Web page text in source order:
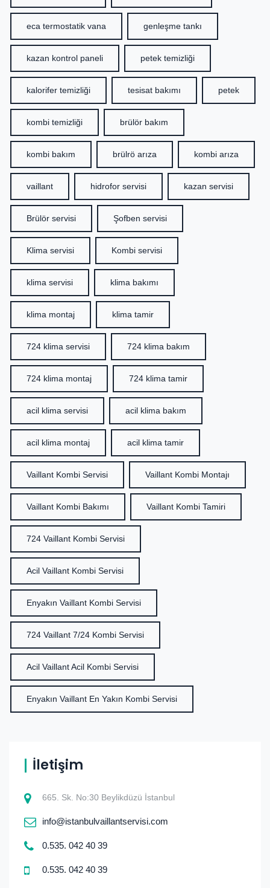
eca termostatik vana genleşme tankı
kazan kontrol paneli petek temizliği
kalorifer temizliği tesisat bakımı petek
kombi temizliği brülör bakım
kombi bakım brülrö arıza kombi arıza
vaillant hidrofor servisi kazan servisi
Brülör servisi Şofben servisi
Klima servisi Kombi servisi
klima servisi klima bakımı
klima montaj klima tamir
724 klima servisi 724 klima bakım
724 klima montaj 724 klima tamir
acil klima servisi acil klima bakım
acil klima montaj acil klima tamir
Vaillant Kombi Servisi Vaillant Kombi Montajı
Vaillant Kombi Bakımı Vaillant Kombi Tamiri
724 Vaillant Kombi Servisi
Acil Vaillant Kombi Servisi
Enyakın Vaillant Kombi Servisi
724 Vaillant 7/24 Kombi Servisi
Acil Vaillant Acil Kombi Servisi
Enyakın Vaillant En Yakın Kombi Servisi
İletişim
665. Sk. No:30 Beylikdüzü İstanbul
info@istanbulvaillantservisi.com
0.535. 042 40 39
0.535. 042 40 39